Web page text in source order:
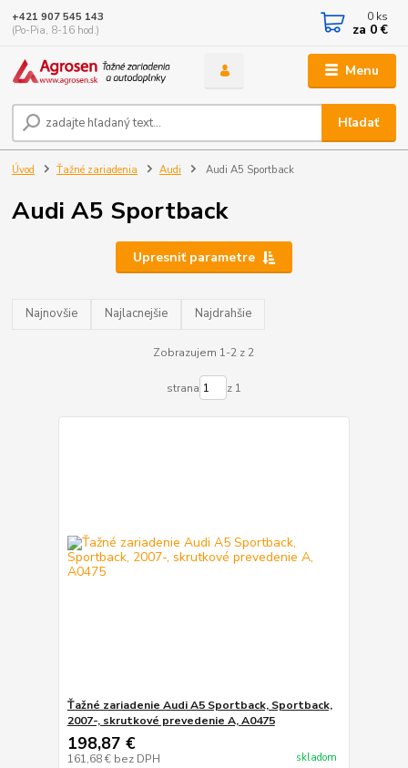
Menu
Hľadať
+421 907 545 143
(Po-Pia, 8-16 hod.)
0 ks
za 0 €
Úvod Ťažné zariadenia Audi Audi A5 Sportback
Audi A5 Sportback
Upresniť parametre
Najnovšie Najlacnejšie Najdrahšie
Zobrazujem 1-2 z 2
strana z 1
Ťažné zariadenie Audi A5 Sportback, Sportback,
2007-, skrutkové prevedenie A, A0475
198,87 €
161,68 € bez DPH skladom